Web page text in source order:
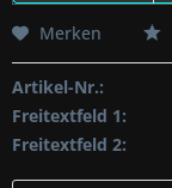
Merken
Artikel-Nr.:
Freitextfeld 1:
Freitextfeld 2: